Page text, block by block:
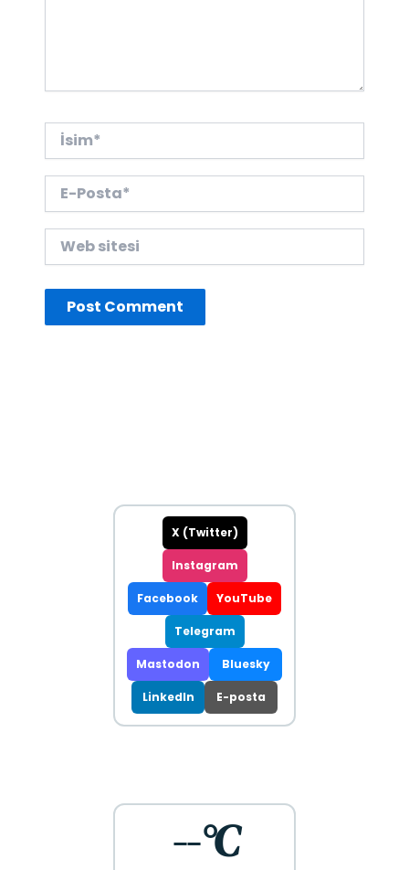
İsim*
Posta*
sitesi
X (Twitter)
Instagram
Facebook YouTube
Telegram
Mastodon Bluesky
LinkedIn E-posta
--°C